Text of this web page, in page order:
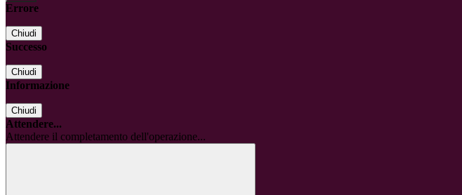
Errore
Chiudi
Successo
Chiudi
Informazione
Chiudi
Attendere...
Attendere il completamento dell'operazione...